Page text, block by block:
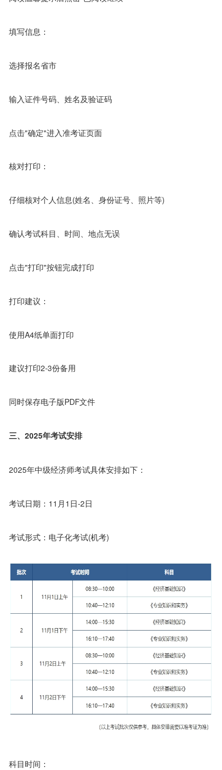
填写信息：
选择报名省市
输入证件号码、姓名及验证码
点击"确定"进入准考证页面
核对打印：
仔细核对个人信息(姓名、身份证号、照片等)
确认考试科目、时间、地点无误
点击"打印"按钮完成打印
打印建议：
使用A4纸单面打印
建议打印2-3份备用
同时保存电子版PDF文件
三、2025年考试安排
2025年中级经济师考试具体安排如下：
考试日期：11月1日-2日
考试形式：电子化考试(机考)
科目时间：